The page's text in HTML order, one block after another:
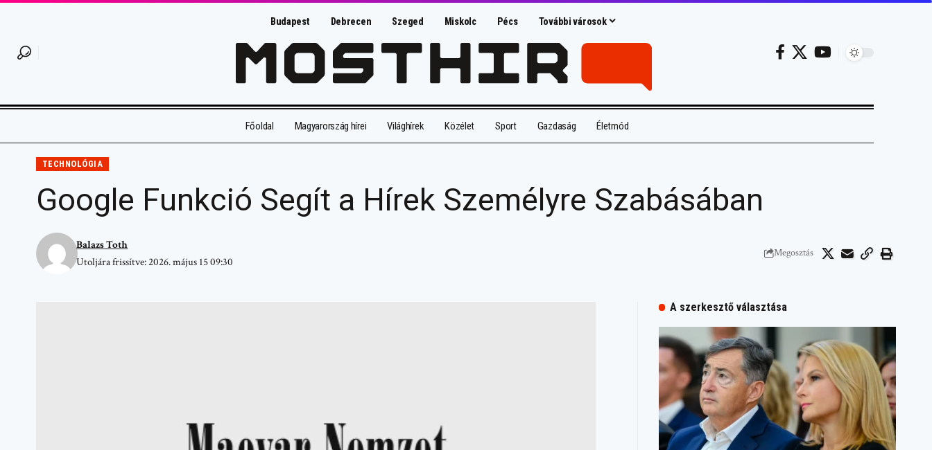
Budapest Debrecen Szeged Miskolc Pécs További városok
Főoldal Magyarország hírei Világhírek Közélet Sport Gazdaság Életmód
TECHNOLÓGIA
Google Funkció Segít a Hírek Személyre Szabásában
Utoljára frissítve: 2026. május 15 09:30
Balazs Toth
Megosztás
A szerkesztő választása